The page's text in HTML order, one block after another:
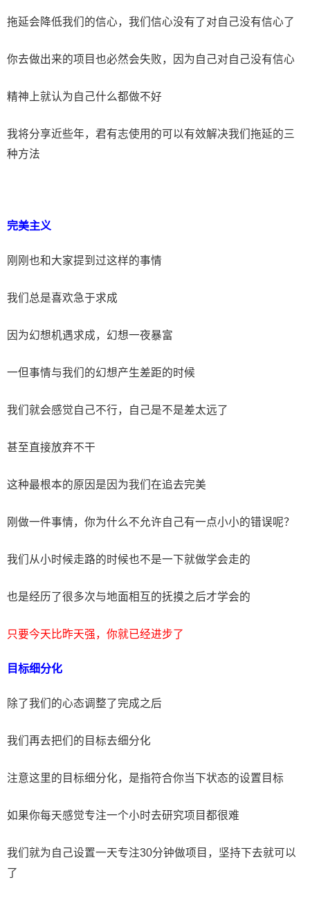
拖延会降低我们的信心，我们信心没有了对自己没有信心了
你去做出来的项目也必然会失败，因为自己对自己没有信心
精神上就认为自己什么都做不好
我将分享近些年，君有志使用的可以有效解决我们拖延的三
种方法
完美主义
刚刚也和大家提到过这样的事情
我们总是喜欢急于求成
因为幻想机遇求成，幻想一夜暴富
一但事情与我们的幻想产生差距的时候
我们就会感觉自己不行，自己是不是差太远了
甚至直接放弃不干
这种最根本的原因是因为我们在追去完美
刚做一件事情，你为什么不允许自己有一点小小的错误呢？
我们从小时候走路的时候也不是一下就做学会走的
也是经历了很多次与地面相互的抚摸之后才学会的
只要今天比昨天强，你就已经进步了
目标细分化
除了我们的心态调整了完成之后
我们再去把们的目标去细分化
注意这里的目标细分化，是指符合你当下状态的设置目标
如果你每天感觉专注一个小时去研究项目都很难
我们就为自己设置一天专注30分钟做项目，坚持下去就可以
了